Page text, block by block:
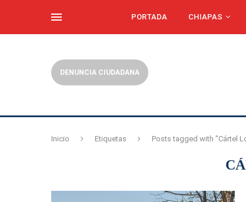
PORTADA CHIAPAS
DENUNCIA CIUDADANA
Inicio Etiquetas Posts tagged with "Cártel